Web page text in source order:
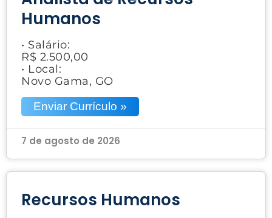
Humanos
• Salário:
R$ 2.500,00
• Local:
Novo Gama, GO
Enviar Currículo »
7 de agosto de 2026
Recursos Humanos